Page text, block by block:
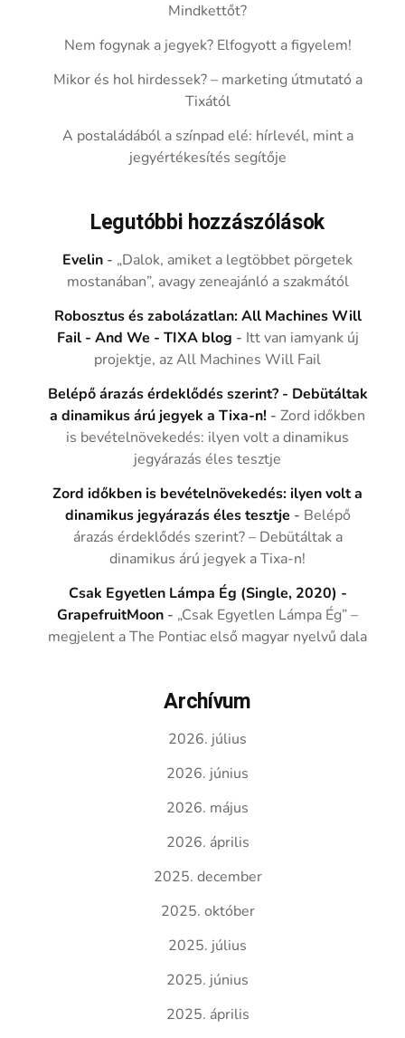
Mindkettőt?
Nem fogynak a jegyek? Elfogyott a figyelem!
Mikor és hol hirdessek? – marketing útmutató a
Tixától
A postaládából a színpad elé: hírlevél, mint a
jegyértékesítés segítője
Legutóbbi hozzászólások
Evelin - „Dalok, amiket a legtöbbet pörgetek
mostanában”, avagy zeneajánló a szakmától
Robosztus és zabolázatlan: All Machines Will
Fail - And We - TIXA blog - Itt van iamyank új
projektje, az All Machines Will Fail
Belépő árazás érdeklődés szerint? - Debütáltak
a dinamikus árú jegyek a Tixa-n! -Zord időkben
is bevételnövekedés: ilyen volt a dinamikus
jegyárazás éles tesztje
Zord időkben is bevételnövekedés: ilyen volt a
dinamikus jegyárazás éles tesztje - Belépő
árazás érdeklődés szerint? – Debütáltak a
dinamikus árú jegyek a Tixa-n!
Csak Egyetlen Lámpa Ég (Single, 2020) -
GrapefruitMoon - „Csak Egyetlen Lámpa Ég” –
megjelent a The Pontiac első magyar nyelvű dala
Archívum
2026. július
2026. június
2026. május
2026. április
2025. december
2025. október
2025. július
2025. június
2025. április